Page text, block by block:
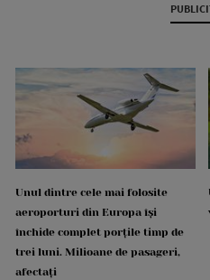
Unul dintre cele mai folosite
aeroporturi din Europa își
închide complet porțile timp de
trei luni. Milioane de pasageri,
afectați